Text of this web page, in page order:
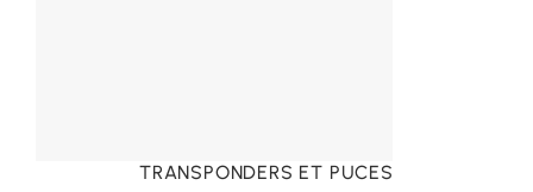
TRANSPONDERS ET PUCES